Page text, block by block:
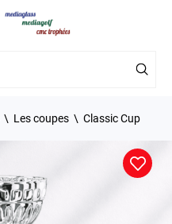
Les coupes Classic Cup